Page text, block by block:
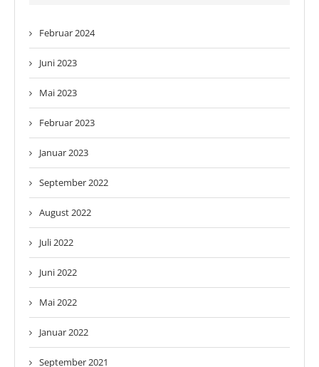
Februar 2024
Juni 2023
Mai 2023
Februar 2023
Januar 2023
September 2022
August 2022
Juli 2022
Juni 2022
Mai 2022
Januar 2022
September 2021